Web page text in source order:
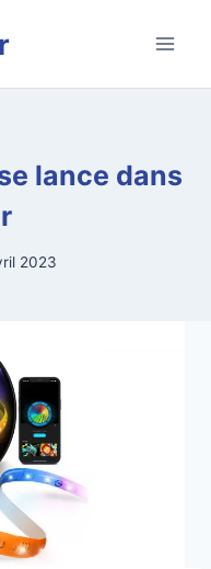
lance dans
2023